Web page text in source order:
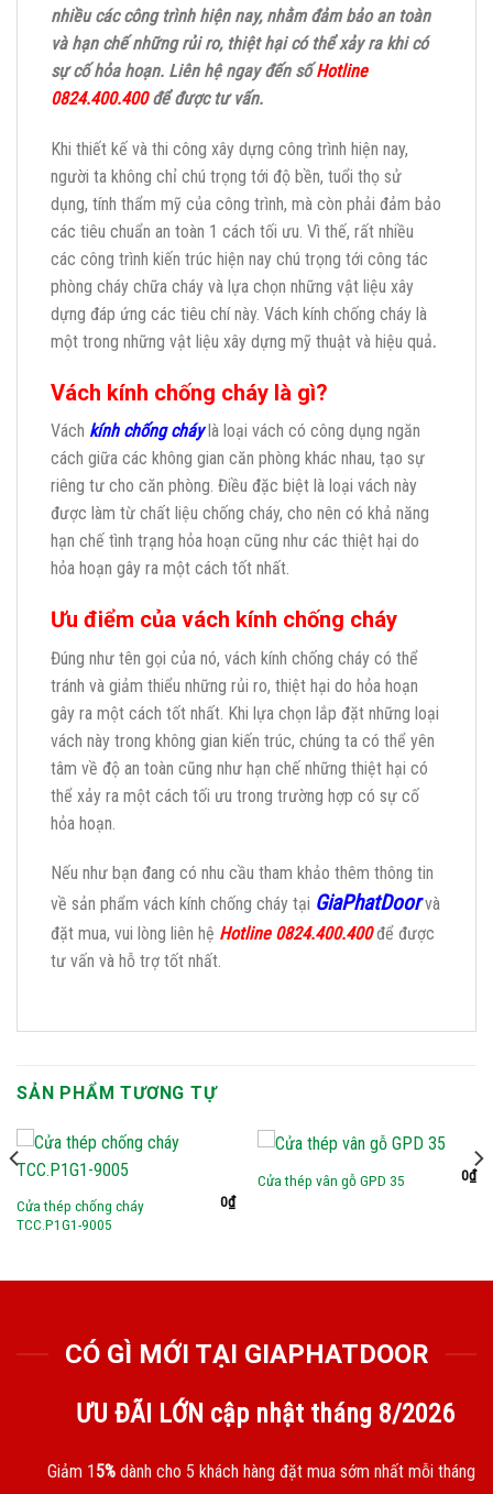
nhiều các công trình hiện nay, nhằm đảm bảo an toàn
và hạn chế những rủi ro, thiệt hại có thể xảy ra khi có
sự cố hỏa hoạn. Liên hệ ngay đến sốHotline
0824.400.400để được tư vấn.
Khi thiết kế và thi công xây dựng công trình hiện nay,
người ta không chỉ chú trọng tới độ bền, tuổi thọ sử
dụng, tính thẩm mỹ của công trình, mà còn phải đảm bảo
các tiêu chuẩn an toàn 1 cách tối ưu. Vì thế, rất nhiều
các công trình kiến trúc hiện nay chú trọng tới công tác
phòng cháy chữa cháy và lựa chọn những vật liệu xây
dựng đáp ứng các tiêu chí này. Vách kính chống cháy là
một trong những vật liệu xây dựng mỹ thuật và hiệu quả.
Vách kính chống cháy là gì?
Vách kính chống cháylà loại vách có công dụng ngăn
cách giữa các không gian căn phòng khác nhau, tạo sự
riêng tư cho căn phòng. Điều đặc biệt là loại vách này
được làm từ chất liệu chống cháy, cho nên có khả năng
hạn chế tình trạng hỏa hoạn cũng như các thiệt hại do
hỏa hoạn gây ra một cách tốt nhất.
Ưu điểm của vách kính chống cháy
Đúng như tên gọi của nó, vách kính chống cháy có thể
tránh và giảm thiểu những rủi ro, thiệt hại do hỏa hoạn
gây ra một cách tốt nhất. Khi lựa chọn lắp đặt những loại
vách này trong không gian kiến trúc, chúng ta có thể yên
tâm về độ an toàn cũng như hạn chế những thiệt hại có
thể xảy ra một cách tối ưu trong trường hợp có sự cố
hỏa hoạn.
Nếu như bạn đang có nhu cầu tham khảo thêm thông tin
về sản phẩm vách kính chống cháy tại GiaPhatDoorvà
đặt mua, vui lòng liên hệ Hotline 0824.400.400để được
tư vấn và hỗ trợ tốt nhất.
SẢN PHẨM TƯƠNG TỰ
Cửa thép chống cháy
TCC.P1G1-9005
0₫
Cửa thép vân gỗ GPD 35 0₫
CÓ GÌ MỚI TẠI GIAPHATDOOR
ƯU ĐÃI LỚN cập nhật tháng 8/2026
Giảm 1 5% dành cho 5 khách hàng đặt mua sớm nhất mỗi tháng